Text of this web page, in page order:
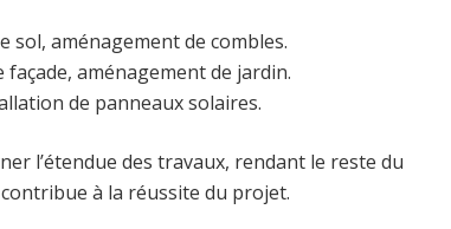
sol, aménagement de combles.
aménagement de jardin.
de panneaux solaires.
l’étendue des travaux, rendant le reste du
à la réussite du projet.